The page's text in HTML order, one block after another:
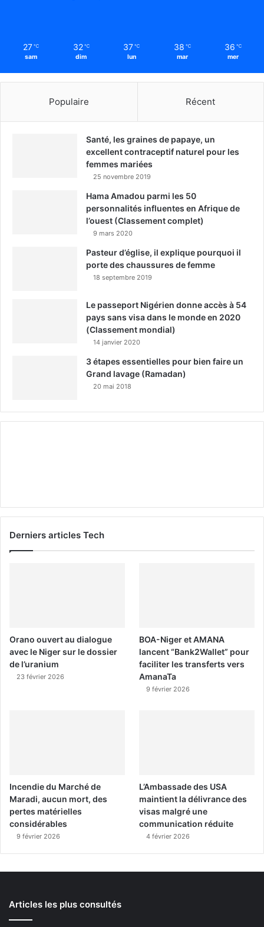
27 ℃
sam
32 ℃
dim
37 ℃
lun
38 ℃
mar
36 ℃
mer
Populaire Récent
Santé, les graines de papaye, un
excellent contraceptif naturel pour les
femmes mariées
25 novembre 2019
Hama Amadou parmi les 50
personnalités influentes en Afrique de
l’ouest (Classement complet)
9 mars 2020
Pasteur d’église, il explique pourquoi il
porte des chaussures de femme
18 septembre 2019
Le passeport Nigérien donne accès à 54
pays sans visa dans le monde en 2020
(Classement mondial)
14 janvier 2020
3 étapes essentielles pour bien faire un
Grand lavage (Ramadan)
20 mai 2018
Derniers articles Tech
Orano ouvert au dialogue
avec le Niger sur le dossier
de l’uranium
23 février 2026
BOA-Niger et AMANA
lancent “Bank2Wallet” pour
faciliter les transferts vers
AmanaTa
9 février 2026
Incendie du Marché de
Maradi, aucun mort, des
pertes matérielles
considérables
9 février 2026
L’Ambassade des USA
maintient la délivrance des
visas malgré une
communication réduite
4 février 2026
Articles les plus consultés